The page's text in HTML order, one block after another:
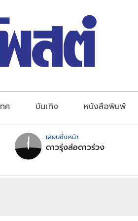
ศ บันเทิง หนังสือพิมพ์
เสียบซึ่งหน้า
ดาวรุ่งส่อดาวร่วง